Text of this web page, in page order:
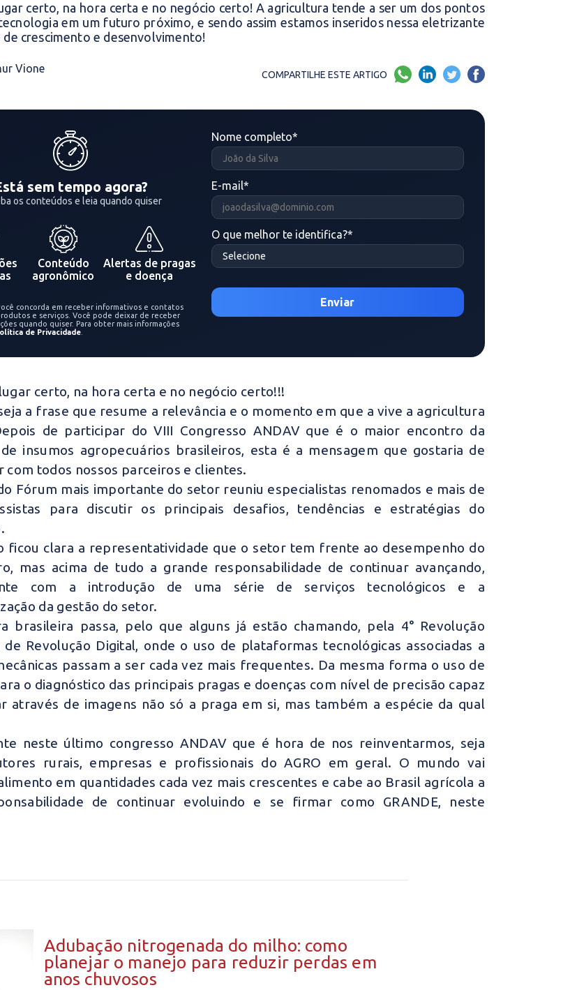
certo, na hora certa e no negócio certo! A agricultura tende a ser um dos pontos
em um futuro próximo, e sendo assim estamos inseridos nessa eletrizante
crescimento e desenvolvimento!
Vione COMPARTILHE ESTE ARTIGO
sem tempo agora?
os conteúdos e leia quando quiser
Conteúdo
agronômico
Alertas de pragas
e doença
concorda em receber informativos e contatos
e serviços. Você pode deixar de receber
quando quiser. Para obter mais informações
de Privacidade
Nome completo*
E-mail*
O que melhor te identifica?*
certo, na hora certa e no negócio certo!!!
a frase que resume a relevância e o momento em que a vive a agricultura
de participar do VIII Congresso ANDAV que é o maior encontro da
insumos agropecuários brasileiros, esta é a mensagem que gostaria de
com todos nossos parceiros e clientes.
Fórum mais importante do setor reuniu especialistas renomados e mais de
para discutir os principais desafios, tendências e estratégias do
ficou clara a representatividade que o setor tem frente ao desempenho do
mas acima de tudo a grande responsabilidade de continuar avançando,
com a introdução de uma série de serviços tecnológicos e a
da gestão do setor.
brasileira passa, pelo que alguns já estão chamando, pela 4° Revolução
de Revolução Digital, onde o uso de plataformas tecnológicas associadas a
passam a ser cada vez mais frequentes. Da mesma forma o uso de
o diagnóstico das principais pragas e doenças com nível de precisão capaz
através de imagens não só a praga em si, mas também a espécie da qual
neste último congresso ANDAV que é hora de nos reinventarmos, seja
rurais, empresas e profissionais do AGRO em geral. O mundo vai
em quantidades cada vez mais crescentes e cabe ao Brasil agrícola a
de continuar evoluindo e se firmar como GRANDE, neste
Adubação nitrogenada do milho: como
planejar o manejo para reduzir perdas em
anos chuvosos